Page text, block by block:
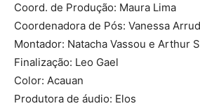
Coord. de Produção: Maura Lima
Coordenadora de Pós: Vanessa
Montador: Natacha Vassou e Arthur
Finalização: Leo Gael
Color: Acauan
Produtora de áudio: Elos